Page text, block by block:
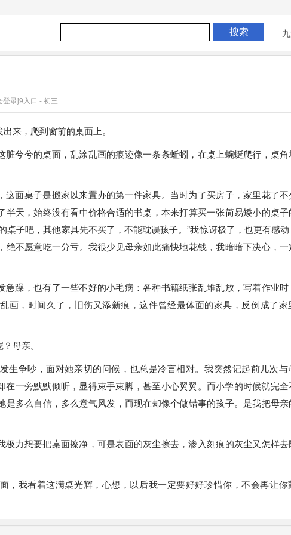
登录j9入口 -初三
来，爬到窗前的桌面上。
脏兮兮的桌面，乱涂乱画的痕迹像一条条蚯蚓，在桌上蜿蜒爬行，桌
这面桌子是搬家以来置办的第一件家具。当时为了买房子，家里花了
半天，始终没有看中价格合适的书桌，本来打算买一张简易矮小的桌
桌子吧，其他家具先不买了，不能耽误孩子。”我惊讶极了，也更有感
绝不愿意吃一分亏。我很少见母亲如此痛快地花钱，我暗暗下决心，
急躁，也有了一些不好的小毛病：各种书籍纸张乱堆乱放，写着作业时
画，时间久了，旧伤又添新痕，这件曾经最体面的家具，反倒成了家
母亲。
生争吵，面对她亲切的问候，也总是冷言相对。我突然记起前几次与
在一旁默默倾听，显得束手束脚，甚至小心翼翼。而小学的时候就完全
是多么自信，多么意气风发，而现在却像个做错事的孩子。是我把母
极力想要把桌面擦净，可是表面的灰尘擦去，渗入刻痕的灰尘又怎样去
，我看着这满桌光辉，心想，以后我一定要好好珍惜你，不会再让你